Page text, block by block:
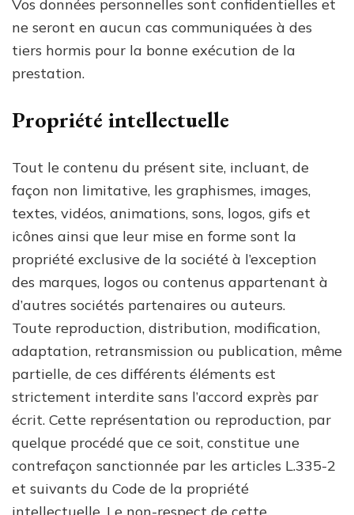
Vos données personnelles sont confidentielles et
ne seront en aucun cas communiquées à des
tiers hormis pour la bonne exécution de la
prestation.
Propriété intellectuelle
Tout le contenu du présent site, incluant, de
façon non limitative, les graphismes, images,
textes, vidéos, animations, sons, logos, gifs et
icônes ainsi que leur mise en forme sont la
propriété exclusive de la société à l’exception
des marques, logos ou contenus appartenant à
d’autres sociétés partenaires ou auteurs.
Toute reproduction, distribution, modification,
adaptation, retransmission ou publication, même
partielle, de ces différents éléments est
strictement interdite sans l’accord exprès par
écrit. Cette représentation ou reproduction, par
quelque procédé que ce soit, constitue une
contrefaçon sanctionnée par les articles L.335-2
et suivants du Code de la propriété